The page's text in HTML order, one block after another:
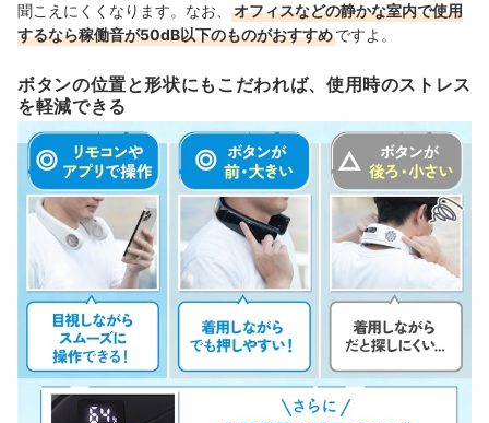
聞こえにくくなります。なお、
オフィスなどの静かな室内で使用
するなら稼働音が50dB以下のものがおすすめですよ。
ボタンの位置と形状にもこだわれば、使用時のストレス
を軽減できる